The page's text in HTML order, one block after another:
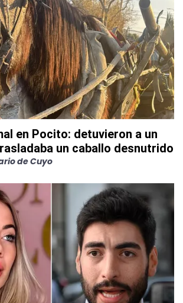
en Pocito: detuvieron a un
un caballo desnutrido
de Cuyo